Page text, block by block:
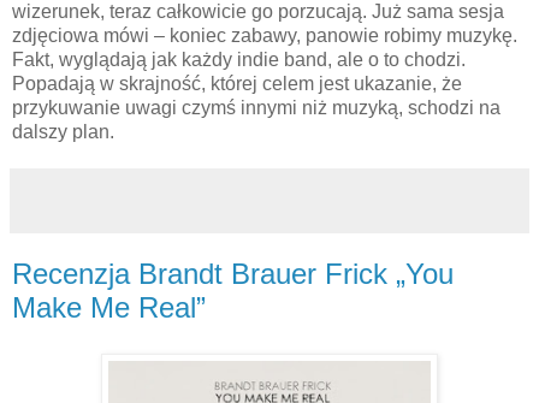
wizerunek, teraz całkowicie go porzucają. Już sama sesja
zdjęciowa mówi – koniec zabawy, panowie robimy muzykę.
Fakt, wyglądają jak każdy indie band, ale o to chodzi.
Popadają w skrajność, której celem jest ukazanie, że
przykuwanie uwagi czymś innymi niż muzyką, schodzi na
dalszy plan.
Recenzja Brandt Brauer Frick „You
Make Me Real”